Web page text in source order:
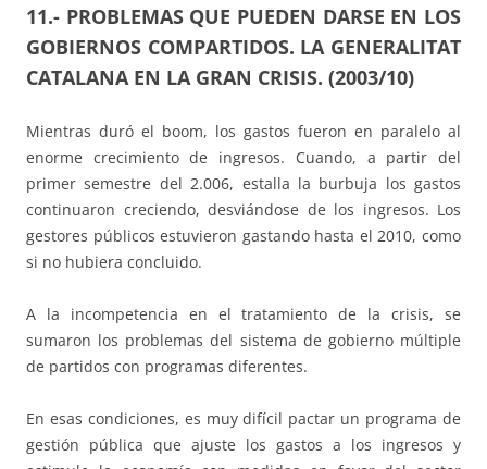
11.- PROBLEMAS QUE PUEDEN DARSE EN LOS
GOBIERNOS COMPARTIDOS. LA GENERALITAT
CATALANA EN LA GRAN CRISIS. (2003/10)
Mientras duró el boom, los gastos fueron en paralelo al
enorme crecimiento de ingresos. Cuando, a partir del
primer semestre del 2.006, estalla la burbuja los gastos
continuaron creciendo, desviándose de los ingresos. Los
gestores públicos estuvieron gastando hasta el 2010, como
si no hubiera concluido.
A la incompetencia en el tratamiento de la crisis, se
sumaron los problemas del sistema de gobierno múltiple
de partidos con programas diferentes.
En esas condiciones, es muy difícil pactar un programa de
gestión pública que ajuste los gastos a los ingresos y